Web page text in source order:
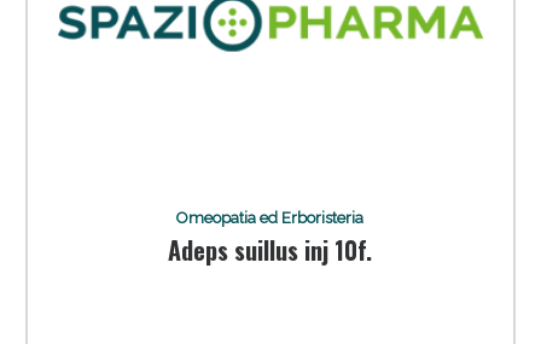
Omeopatia ed Erboristeria
Adeps suillus inj 10f.
Anticellulite e Fanghi: Sconto fino al 40% valido